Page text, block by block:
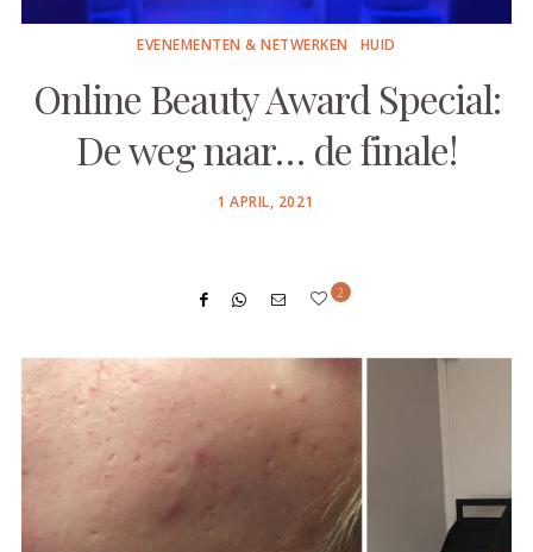
EVENEMENTEN & NETWERKEN HUID
Online Beauty Award Special:
De weg naar… de finale!
POSTED
1 APRIL, 2021
2